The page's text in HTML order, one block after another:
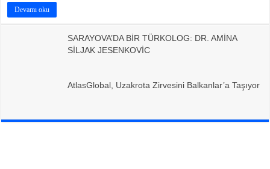
Devamı oku
SARAYOVA’DA BİR TÜRKOLOG: DR. AMİNA
SİLJAK JESENKOVİC
AtlasGlobal, Uzakrota Zirvesini Balkanlar’a Taşıyor